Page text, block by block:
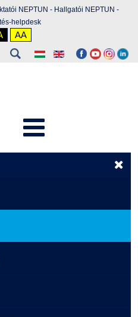
NEPTUN - Hallgatói NEPTUN -
helpdesk
AA